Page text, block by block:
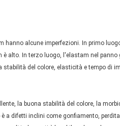
hanno alcune imperfezioni. In primo
alto. In terzo luogo, l'elastam nel
stabilità del colore, elasticità e tempo di
la buona stabilità del colore, la
a difetti inclini come gonfiamento,